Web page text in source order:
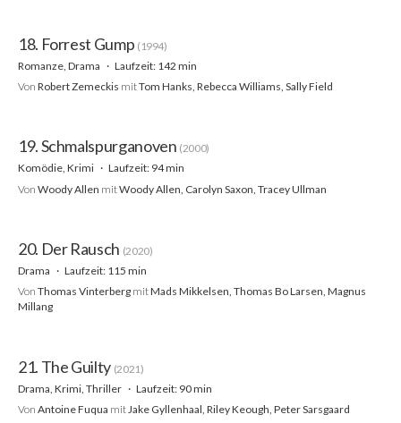
18. Forrest Gump (1994)
Romanze, Drama
Laufzeit: 142 min
Von Robert Zemeckis mitTom Hanks, Rebecca Williams, Sally Field
19. Schmalspurganoven (2000)
Komödie, Krimi
Laufzeit: 94 min
Von Woody Allen mitWoody Allen, Carolyn Saxon, Tracey Ullman
20. Der Rausch (2020)
Drama
Laufzeit: 115 min
Von Thomas Vinterberg mitMads Mikkelsen, Thomas Bo Larsen, Magnus
Millang
21. The Guilty (2021)
Drama, Krimi, Thriller
Laufzeit: 90 min
Von Antoine Fuqua mit Jake Gyllenhaal, Riley Keough, Peter Sarsgaard